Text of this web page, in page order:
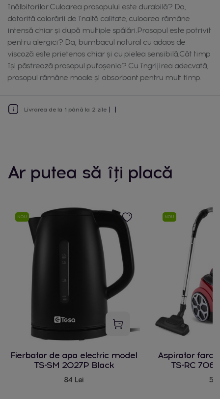
înălbitorilor.Culoarea prosopului este durabilă? Da,
datorită colorării de înaltă calitate, culoarea rămâne
intensă chiar și după multiple spălări.Prosopul este potrivit
pentru alergici? Da, bumbacul natural cu adaos de
viscoză este prietenos chiar și cu pielea sensibilă.Cât timp
își păstrează prosopul pufoșenia? Cu îngrijirea adecvată,
prosopul rămâne moale și absorbant pentru mult timp.
Livrarea de la 1 până la 2 zile
Ar putea să îți placă
NOU
Fierbator de apa electric model
TS-SM 2027P Black
84 Lei
NOU
Aspirator fara
TS-RC 706